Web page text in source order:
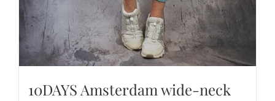
10DAYS Amsterdam wide-neck